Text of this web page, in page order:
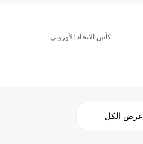
كأس الاتحاد الأوروبي
عرض الكل